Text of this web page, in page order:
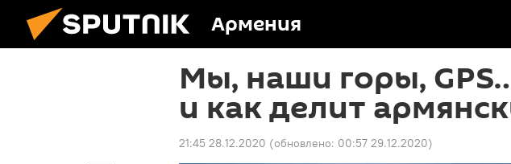
Армения
Мы, наши горы,
и как делит
21:45 28.12.2020 (обновлено: 00:57 29.12.2020)